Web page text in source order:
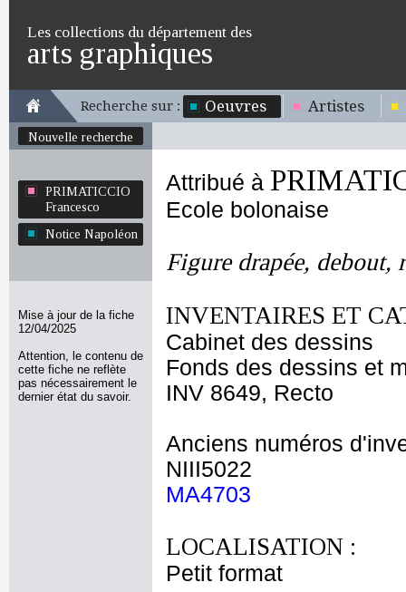
Les collections du département des
arts graphiques
Recherche sur : Oeuvres Artistes
Nouvelle recherche
PRIMATICCIO
Francesco
Notice Napoléon
Mise à jour de la fiche
12/04/2025
Attention, le contenu de
cette fiche ne reflète
pas nécessairement le
dernier état du savoir.
Attribué à
Ecole bolonaise
Figure drapée, debout,
INVENTAIRES ET
Cabinet des dessins
Fonds des dessins et
INV 8649, Recto
Anciens numéros
NIII5022
MA4703
LOCALISATION :
Petit format